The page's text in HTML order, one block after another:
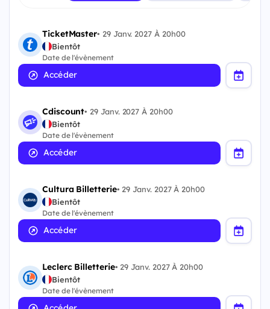
TicketMaster• 29 Janv. 2027 À 20h00
Bientôt
Date de l'évènement
Accéder
Cdiscount• 29 Janv. 2027 À 20h00
Bientôt
Date de l'évènement
Accéder
Cultura Billetterie• 29 Janv. 2027 À 20h00
Bientôt
Date de l'évènement
Accéder
Leclerc Billetterie• 29 Janv. 2027 À 20h00
Bientôt
Date de l'évènement